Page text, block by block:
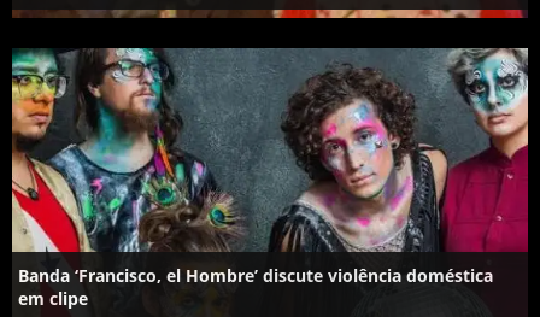
Banda ‘Francisco, el Hombre’ discute violência doméstica
em clipe